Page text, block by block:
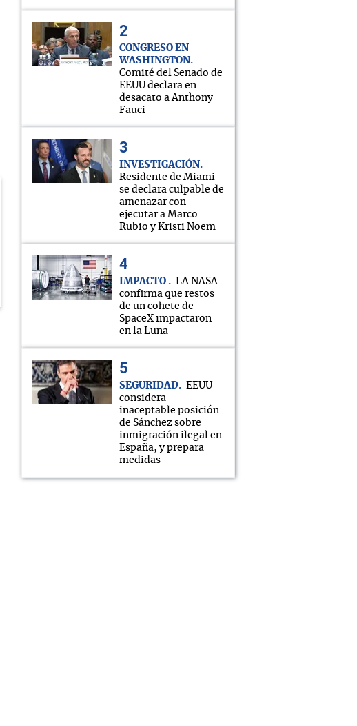
CONGRESO EN
WASHINGTON
Comité del Senado de
EEUU declara en
desacato a Anthony
Fauci
INVESTIGACIÓN
Residente de Miami
se declara culpable de
amenazar con
ejecutar a Marco
Rubio y Kristi Noem
IMPACTO
LA NASA
confirma que restos
de un cohete de
SpaceX impactaron
en la Luna
SEGURIDAD
EEUU
considera
inaceptable posición
de Sánchez sobre
inmigración ilegal en
España, y prepara
medidas